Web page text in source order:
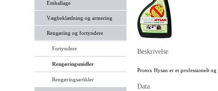
Emballage
Vægbeklædning og armering
Rengøring og fortyndere
Fortyndere
Rengøringsmidler
Rengøringsartikler
Beskrivelse
Protox Hysan er et professionelt
Data